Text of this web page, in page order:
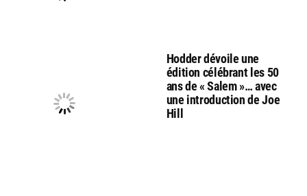
Hodder dévoile une
édition célébrant les 50
ans de « Salem »… avec
une introduction de Joe
Hill